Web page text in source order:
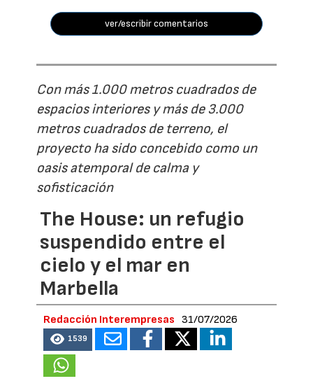
ver/escribir comentarios
Con más 1.000 metros cuadrados de
espacios interiores y más de 3.000
metros cuadrados de terreno, el
proyecto ha sido concebido como un
oasis atemporal de calma y
sofisticación
The House: un refugio
suspendido entre el
cielo y el mar en
Marbella
Redacción Interempresas 31/07/2026
1539